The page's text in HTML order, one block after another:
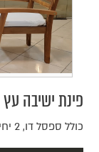
פינת ישיבה
כולל ספסל דו, 2 יחיד ושולחן